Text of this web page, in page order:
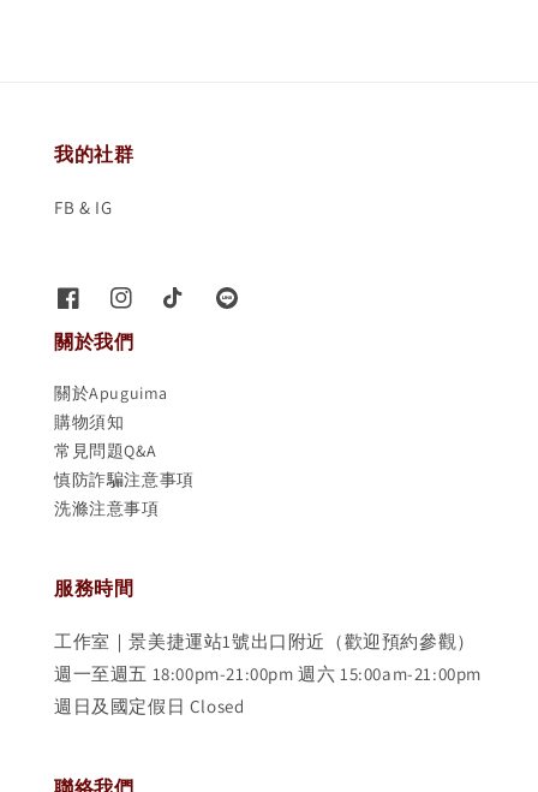
我的社群
FB & IG
關於我們
關於Apuguima
購物須知
常見問題Q&A
慎防詐騙注意事項
洗滌注意事項
服務時間
工作室｜景美捷運站1號出口附近（歡迎預約參觀）
週一至週五 18:00pm-21:00pm 週六 15:00am-21:00pm
週日及國定假日 Closed